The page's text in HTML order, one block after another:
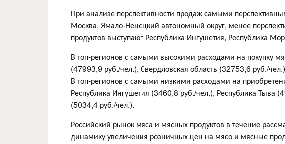
При анализе перспективности продаж самыми
Москва, Ямало-Ненецкий автономный округ, менее
продуктов выступают Республика Ингушетия, Республика
В топ-регионов с самыми высокими расходами на покупку
(47993,9 руб./чел.), Свердловская область (32753,6 руб./
В топ-регионов с самыми низкими расходами на
Республика Ингушетия (3460,8 руб./чел.), Республика Тыва
(5034,4 руб./чел.).
Российский рынок мяса и мясных продуктов в течение
динамику увеличения розничных цен на мясо и мясные